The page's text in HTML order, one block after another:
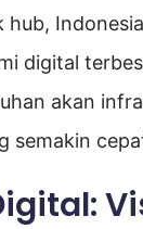
digital
akan
semakin